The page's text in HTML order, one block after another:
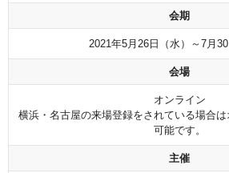
会期
2021年5月26日（水）～7月30
会場
オンライン
横浜・名古屋の来場登録をされている場合
可能です。
主催